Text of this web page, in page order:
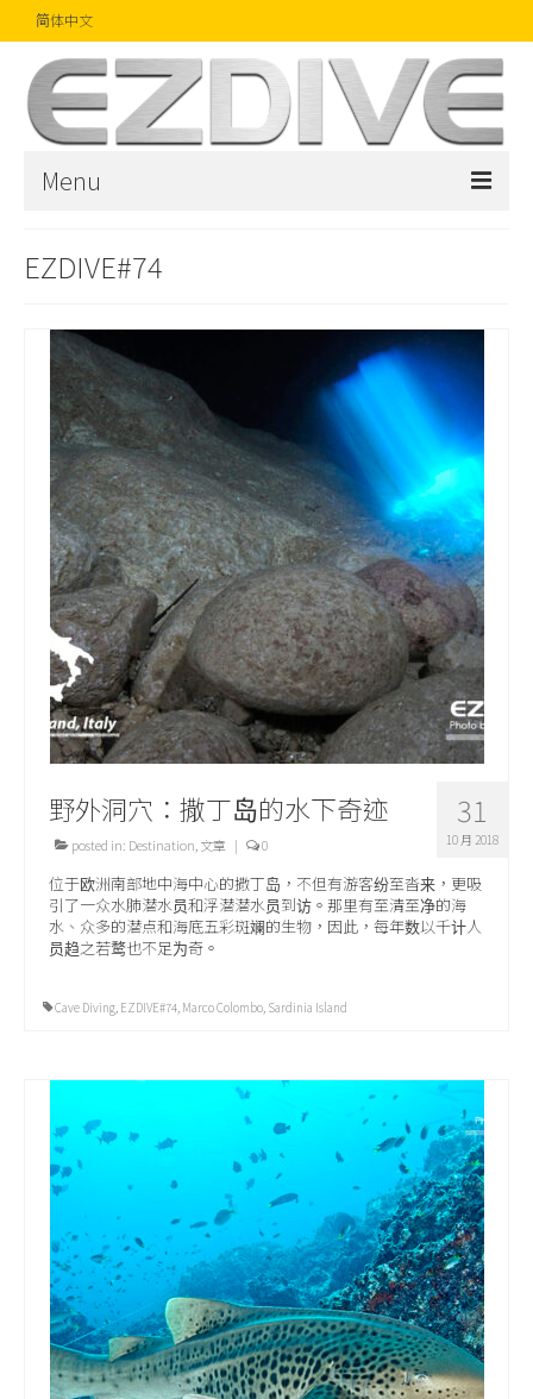
简体中文
Menu
文章
精品
摄影比赛
话题焦点
关于我们
EZDIVE#74
31
10 月 2018
野外洞穴：撒丁岛的水下奇迹
posted in: Destination 文章 | 0
位于欧洲南部地中海中心的撒丁岛，不但有游客纷至沓来，更吸
引了一众水肺潜水员和浮潜潜水员到访。那里有至清至净的海
水、众多的潜点和海底五彩斑斓的生物，因此，每年数以千计人
员趋之若鹜也不足为奇。
Cave Diving EZDIVE#74 Marco Colombo Sardinia Island